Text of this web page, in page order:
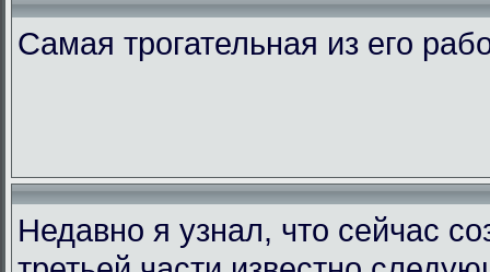
Самая трогательная из его
Недавно я узнал, что сейчас